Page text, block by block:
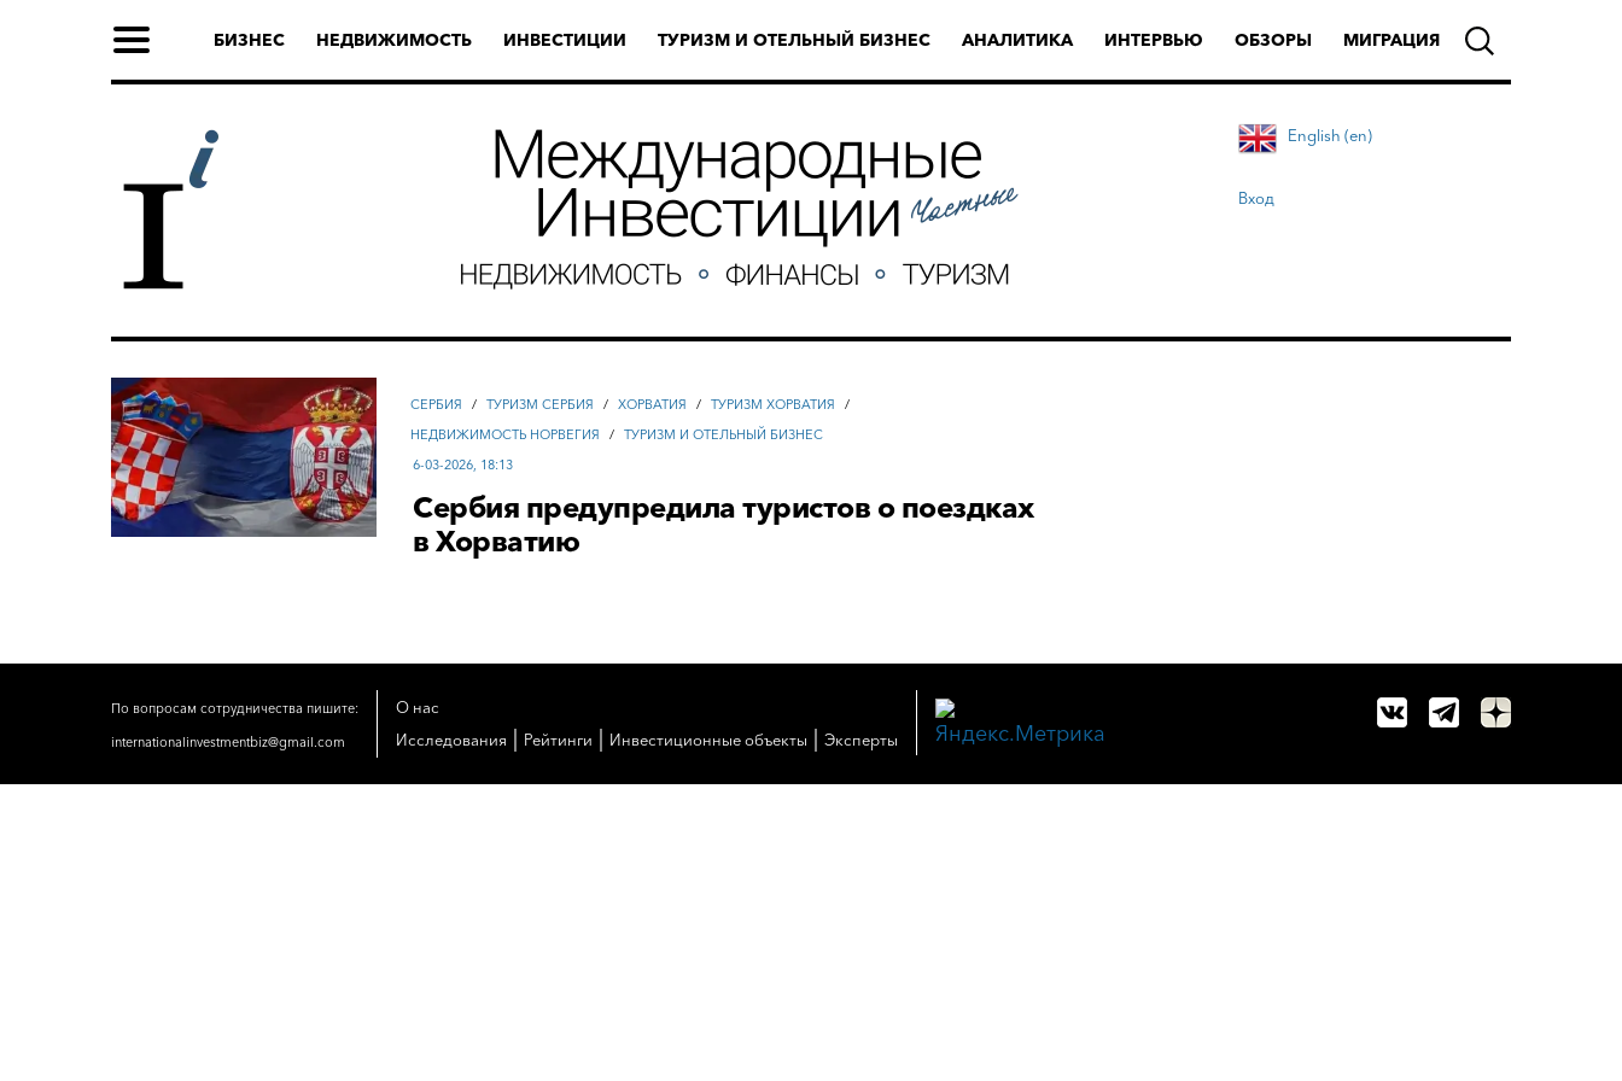
БИЗНЕС НЕДВИЖИМОСТЬ ИНВЕСТИЦИИ ТУРИЗМ И ОТЕЛЬНЫЙ БИЗНЕС АНАЛИТИКА ИНТЕРВЬЮ ОБЗОРЫ МИГРАЦИЯ
English (en)
Вход
СЕРБИЯ / ТУРИЗМ СЕРБИЯ / ХОРВАТИЯ / ТУРИЗМ ХОРВАТИЯ
/
НЕДВИЖИМОСТЬ НОРВЕГИЯ
/ ТУРИЗМ И ОТЕЛЬНЫЙ БИЗНЕС
6-03-2026, 18:13
Сербия предупредила туристов о поездках
в Хорватию
По вопросам сотрудничества пишите:
internationalinvestmentbiz@gmail.com
О нас
Исследования
Рейтинги Инвестиционные объекты Эксперты